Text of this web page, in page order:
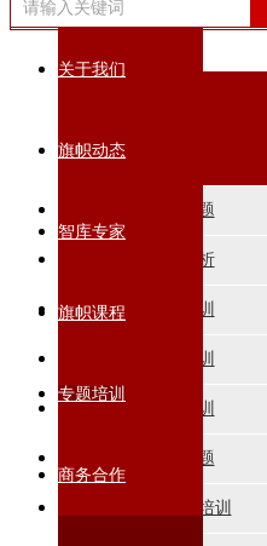
关于我们
旗帜动态
智库专家
旗帜课程
专题培训
商务合作
专题培训
热门培训专题
政策解读分析
党员干部培训
数字经济培训
企业管理培训
宏观形势专题
科技创新专题培训